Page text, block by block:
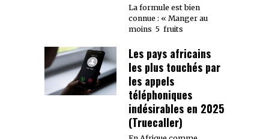
La formule est bien
connue : « Manger au
moins 5 fruits
Les pays africains
les plus touchés par
les appels
téléphoniques
indésirables en 2025
(Truecaller)